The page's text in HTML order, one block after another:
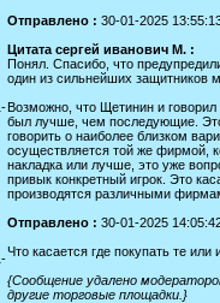
Отправлено : 30-01-2025
Цитата сергей иванович М. :
Понял. Спасибо, что
один из сильнейших защитников
Возможно, что Щетинин и
был лучше, чем последующие.
говорить о наиболее близком
осуществляется той же фирмой,
накладка или лучше, это уже
привык конкретный игрок. Это
производятся различными
Отправлено : 30-01-2025
Что касается где покупать те или
{Сообщение удалено
другие торговые площадки.}